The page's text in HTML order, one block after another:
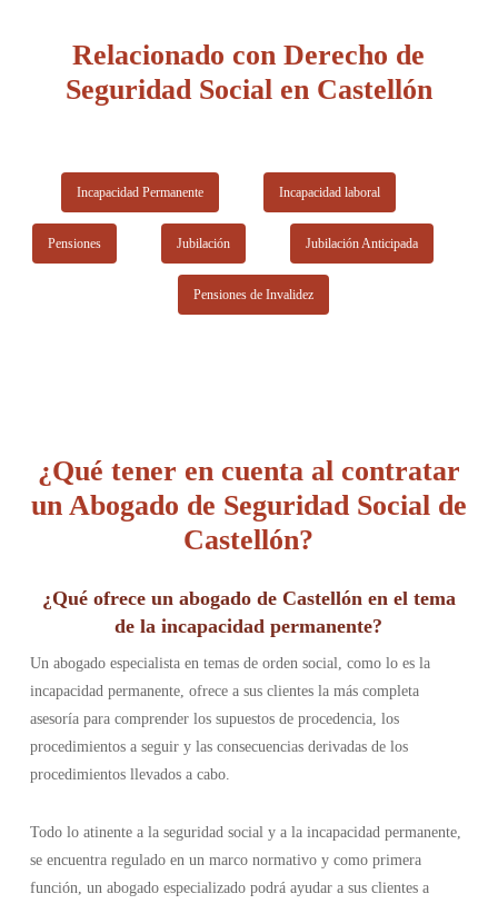
permanente, indemnización por accidentes de trabajo,
reclamación de finiquito y de salarios, actuación frente al
SMAC de Castellón, etc.
Relacionado con Derecho de
Seguridad Social en Castellón
Incapacidad Permanente Incapacidad laboral
Pensiones Jubilación Jubilación Anticipada
Pensiones de Invalidez
¿Qué tener en cuenta al contratar
un Abogado de Seguridad Social de
Castellón?
¿Qué ofrece un abogado de Castellón en el tema
de la incapacidad permanente?
Un abogado especialista en temas de orden social, como lo es la
incapacidad permanente, ofrece a sus clientes la más completa
asesoría para comprender los supuestos de procedencia, los
procedimientos a seguir y las consecuencias derivadas de los
procedimientos llevados a cabo.
Todo lo atinente a la seguridad social y a la incapacidad permanente,
se encuentra regulado en un marco normativo y como primera
función, un abogado especializado podrá ayudar a sus clientes a